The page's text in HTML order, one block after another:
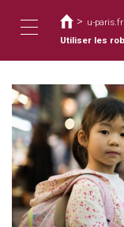
contenu
Toggle
êtes
ici
> u-paris.fr
Utiliser les